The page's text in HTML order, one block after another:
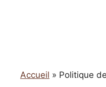
Accueil » Politique